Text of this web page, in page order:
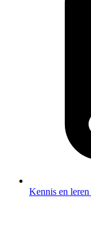
Kennis en leren